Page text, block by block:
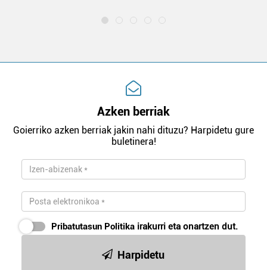
Azken berriak
Goierriko azken berriak jakin nahi dituzu? Harpidetu gure
buletinera!
Pribatutasun Politika irakurri eta onartzen dut.
Harpidetu